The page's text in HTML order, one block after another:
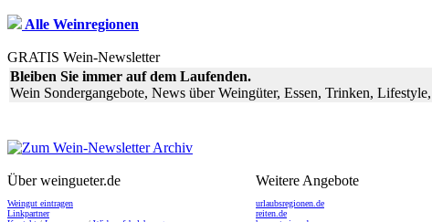
Alle Weinregionen
GRATIS Wein-Newsletter
Bleiben Sie immer auf dem Laufenden.
Wein Sondergangebote, News über Weingüter, Essen, Trinken,
Über weingueter.de
Weingut eintragen
Linkpartner
Weitere Angebote
urlaubsregionen.de
reiten.de